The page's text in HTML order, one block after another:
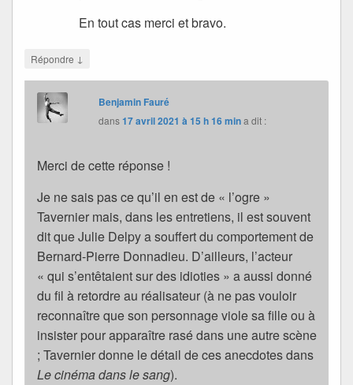
En tout cas merci et bravo.
Répondre ↓
Benjamin Fauré
dans17 avril 2021 à 15 h 16 mina dit :
Merci de cette réponse !
Je ne sais pas ce qu’il en est de « l’ogre »
Tavernier mais, dans les entretiens, il est souvent
dit que Julie Delpy a souffert du comportement de
Bernard-Pierre Donnadieu. D’ailleurs, l’acteur
« qui s’entêtaient sur des idioties » a aussi donné
du fil à retordre au réalisateur (à ne pas vouloir
reconnaître que son personnage viole sa fille ou à
insister pour apparaître rasé dans une autre scène
; Tavernier donne le détail de ces anecdotes dans
Le cinéma dans le sang).